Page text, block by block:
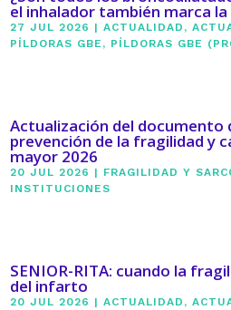
el inhalador también marca
27 JUL 2026 |ACTUALIDAD ,
PÍLDORAS GBE , PÍLDORAS GBE
Actualización del documento
prevención de la fragilidad y
mayor 2026
20 JUL 2026 | FRAGILIDAD Y
INSTITUCIONES
SENIOR-RITA: cuando la
del infarto
20 JUL 2026 |ACTUALIDAD ,